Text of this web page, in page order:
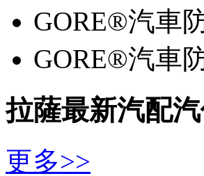
GORE®汽車
GORE®汽車
拉薩最新汽配
更多>>